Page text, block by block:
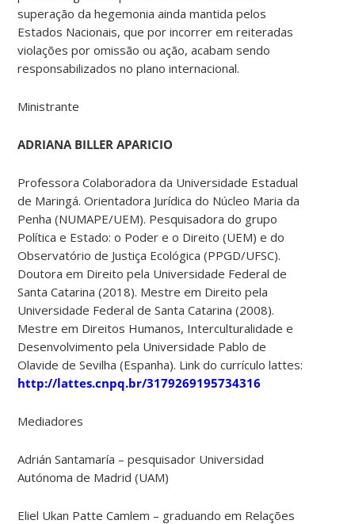
superação da hegemonia ainda mantida pelos
Estados Nacionais, que por incorrer em reiteradas
violações por omissão ou ação, acabam sendo
responsabilizados no plano internacional.
Ministrante
ADRIANA BILLER APARICIO
Professora Colaboradora da Universidade Estadual
de Maringá. Orientadora Jurídica do Núcleo Maria da
Penha (NUMAPE/UEM). Pesquisadora do grupo
Política e Estado: o Poder e o Direito (UEM) e do
Observatório de Justiça Ecológica (PPGD/UFSC).
Doutora em Direito pela Universidade Federal de
Santa Catarina (2018). Mestre em Direito pela
Universidade Federal de Santa Catarina (2008).
Mestre em Direitos Humanos, Interculturalidade e
Desenvolvimento pela Universidade Pablo de
Olavide de Sevilha (Espanha). Link do currículo lattes:
http://lattes.cnpq.br/3179269195734316
Mediadores
Adrián Santamaría – pesquisador Universidad
Autónoma de Madrid (UAM)
Eliel Ukan Patte Camlem – graduando em Relações